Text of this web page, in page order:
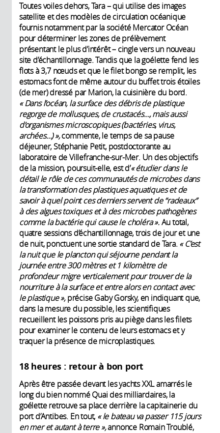
Toutes voiles dehors, Tara – qui utilise des images
satellite et des modèles de circulation océanique
fournis notamment par la société Mercator Océan
pour déterminer les zones de prélèvement
présentant le plus d’intérêt – cingle vers un nouveau
site d’échantillonnage. Tandis que la goélette fend les
flots à 3,7 nœuds et que le filet bongo se remplit, les
estomacs font de même autour du buffet trois étoiles
(de mer) dressé par Marion, la cuisinière du bord.
« Dans l’océan, la surface des débris de plastique
regorge de mollusques, de crustacés…, mais aussi
d’organismes microscopiques (bactéries, virus,
archées…) »,commente, le temps de sa pause
déjeuner, Stéphanie Petit, postdoctorante au
laboratoire de Villefranche-sur-Mer. Un des objectifs
de la mission, poursuit-elle, est d’« étudier dans le
détail le rôle de ces communautés de microbes dans
la transformation des plastiques aquatiques et de
savoir à quel point ces derniers servent de “radeaux”
à des algues toxiques et à des microbes pathogènes
comme la bactérie qui cause le choléra ».Au total,
quatre sessions d’échantillonnage, trois de jour et une
de nuit, ponctuent une sortie standard de Tara. « C’est
la nuit que le plancton qui séjourne pendant la
journée entre 300 mètres et 1 kilomètre de
profondeur migre verticalement pour trouver de la
nourriture à la surface et entre alors en contact avec
le plastique »,précise Gaby Gorsky, en indiquant que,
dans la mesure du possible, les scientifiques
recueillent les poissons pris au piège dans les filets
pour examiner le contenu de leurs estomacs et y
traquer la présence de microplastiques.
18 heures : retour à bon port
Après être passée devant les yachts XXL amarrés le
long du bien nommé Quai des milliardaires, la
goélette retrouve sa place derrière la capitainerie du
port d’Antibes. En tout, « le bateau va passer 115 jours
en mer et autant à terre »,annonce Romain Troublé,